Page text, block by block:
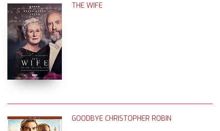
THE WIFE
GOODBYE CHRISTOPHER ROBIN